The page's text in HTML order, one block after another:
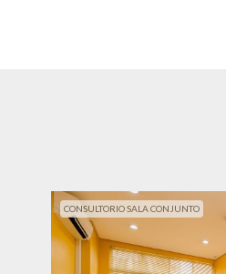
CONSULTORIO SALA CONJUNTO